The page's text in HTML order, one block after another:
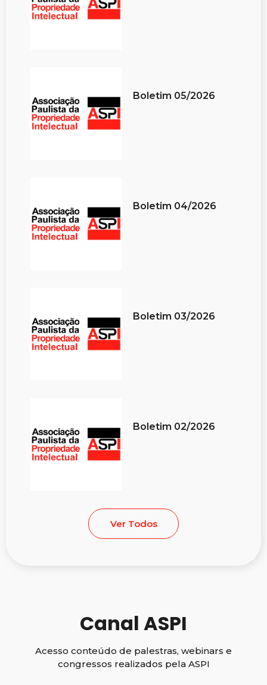
Boletim 05/2026
Boletim 04/2026
Boletim 03/2026
Boletim 02/2026
Ver Todos
Canal ASPI
Acesso conteúdo de palestras, webinars e
congressos realizados pela ASPI